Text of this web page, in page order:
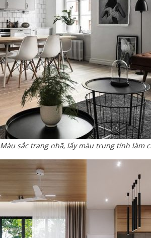
Màu sắc trang nhã, lấy màu trung tính làm